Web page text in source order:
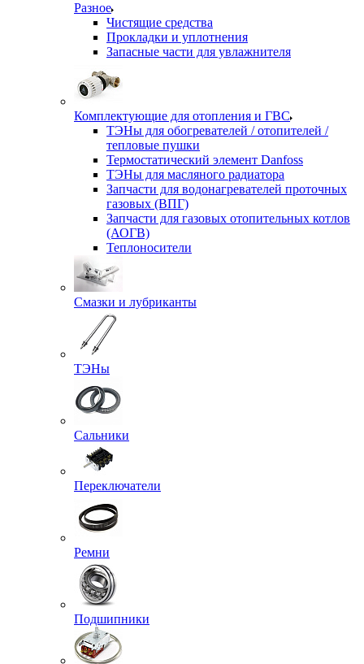
Разное
Чистящие средства
Прокладки и уплотнения
Запасные части для увлажнителя
Комплектующие для отопления и ГВС
ТЭНы для обогревателей / отопителей /
тепловые пушки
Термостатический элемент Danfoss
ТЭНы для масляного радиатора
Запчасти для водонагревателей проточных
газовых (ВПГ)
Запчасти для газовых отопительных котлов
(АОГВ)
Теплоносители
Смазки и лубриканты
ТЭНы
Сальники
Переключатели
Ремни
Подшипники